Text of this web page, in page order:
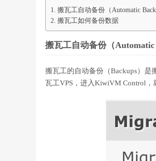
搬瓦工自动备份（Automatic
搬瓦工如何备份数据
搬瓦工自动备份（Automatic
搬瓦工的自动备份（Backups）
瓦工VPS，进入KiwiVM Control，